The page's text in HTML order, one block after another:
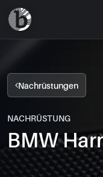
Nachrüsten
News
FAQ
Nachrüstungen
NACHRÜSTUNG
BMW